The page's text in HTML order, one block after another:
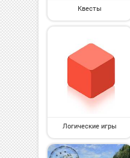
Квесты
Логические игры